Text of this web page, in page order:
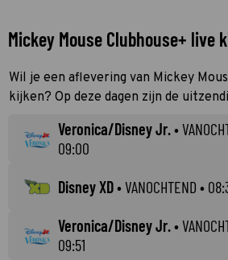
Mickey Mouse Clubhouse+ live
Wil je een aflevering van Mickey
kijken? Op deze dagen zijn de
Veronica/Disney Jr.•
09:00
Disney XD•VANOCHTEND •
Veronica/Disney Jr.•
09:51